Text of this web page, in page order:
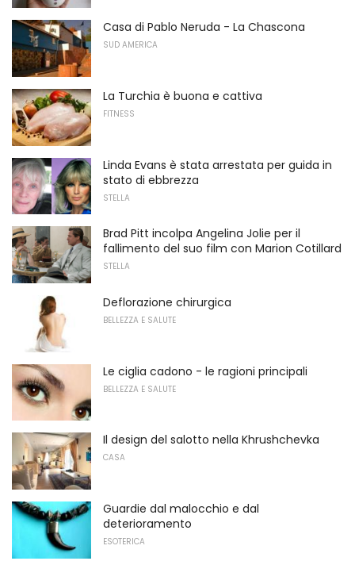
Casa di Pablo Neruda - La Chascona
SUD AMERICA
La Turchia è buona e cattiva
FITNESS
Linda Evans è stata arrestata per guida in
stato di ebbrezza
STELLA
Brad Pitt incolpa Angelina Jolie per il
fallimento del suo film con Marion Cotillard
STELLA
Deflorazione chirurgica
BELLEZZA E SALUTE
Le ciglia cadono - le ragioni principali
BELLEZZA E SALUTE
Il design del salotto nella Khrushchevka
CASA
Guardie dal malocchio e dal
deterioramento
ESOTERICA